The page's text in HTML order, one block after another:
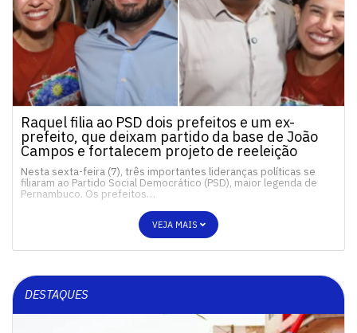
Raquel filia ao PSD dois prefeitos e um ex-
prefeito, que deixam partido da base de João
Campos e fortalecem projeto de reeleição
Nesta sexta-feira (7), três importantes lideranças políticas se
filiaram ao Partido Social Democrático (PSD), maior legenda de
Pernambuco. Os prefeitos…
VEJA MAIS
DESTAQUES